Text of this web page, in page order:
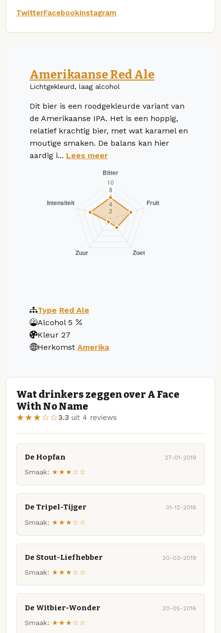
TwitterFacebookInstagram
Amerikaanse Red Ale
Lichtgekleurd, laag alcohol
Dit bier is een roodgekleurde variant van
de Amerikaanse IPA. Het is een hoppig,
relatief krachtig bier, met wat karamel en
moutige smaken. De balans kan hier
aardig i... Lees meer
Type Red Ale
Alcohol 5
Kleur 27
Herkomst Amerika
Wat drinkers zeggen over A Face
With No Name
★★★☆☆3.3 uit 4 reviews
De Hopfan 27-01-2019
Smaak: ★★★☆☆
De Tripel-Tijger 01-12-2018
Smaak: ★★★☆☆
De Stout-Liefhebber 20-03-2019
Smaak: ★★★☆☆
De Witbier-Wonder 20-05-2016
Smaak: ★★★☆☆